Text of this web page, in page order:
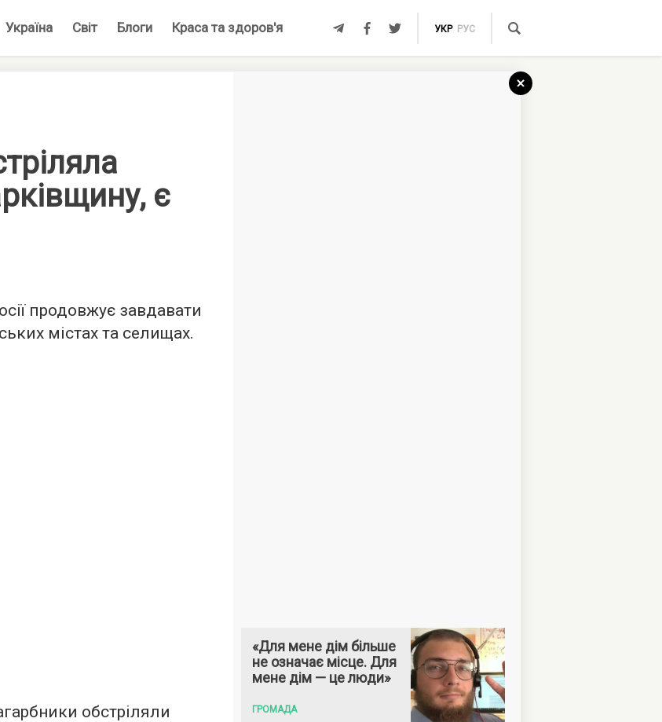
Україна Світ Блоги Краса та здоров'я УКР РУС
є
продовжує завдавати
містах та селищах.
обстріляли
«Для мене дім більше
не означає місце. Для
мене дім — це люди»
ГРОМАДА